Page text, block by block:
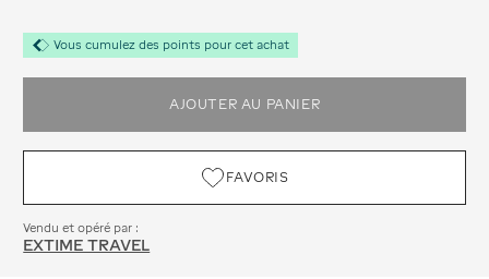
Vous cumulez des points pour cet achat
AJOUTER AU PANIER
FAVORIS
Vendu et opéré par :
EXTIME TRAVEL